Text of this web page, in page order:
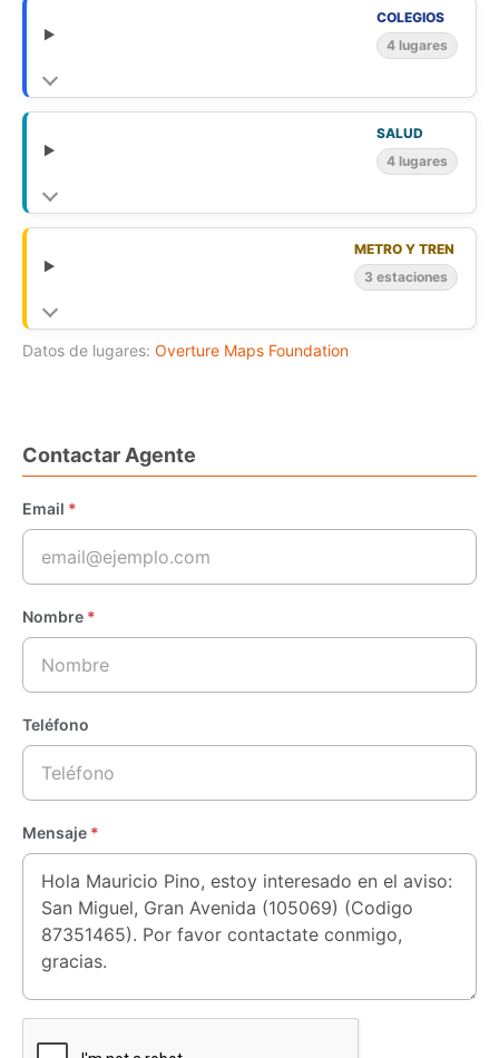
COLEGIOS
4 lugares
SALUD
4 lugares
METRO Y TREN
3 estaciones
Datos de lugares: Overture Maps Foundation
Contactar Agente
Email *
Nombre *
Teléfono
Mensaje *